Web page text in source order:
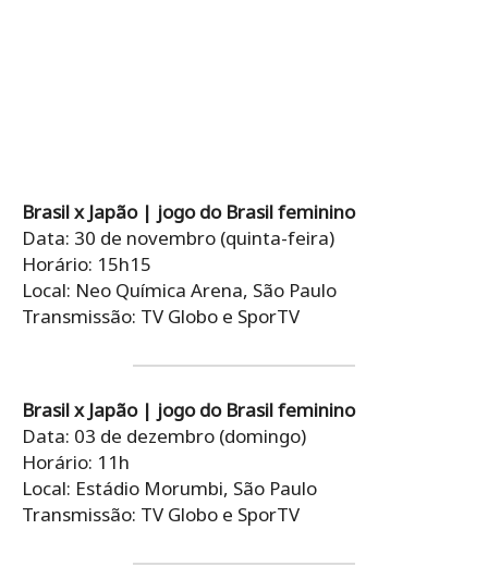
Brasil x Japão | jogo do Brasil feminino
Data: 30 de novembro (quinta-feira)
Horário: 15h15
Local: Neo Química Arena, São Paulo
Transmissão: TV Globo e SporTV
Brasil x Japão | jogo do Brasil feminino
Data: 03 de dezembro (domingo)
Horário: 11h
Local: Estádio Morumbi, São Paulo
Transmissão: TV Globo e SporTV